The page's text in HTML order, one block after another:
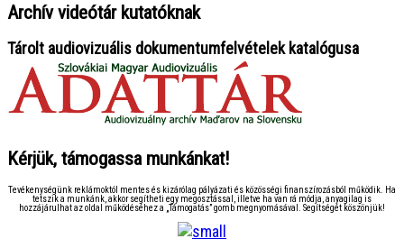
Archív videótár kutatóknak
Tárolt audiovizuális dokumentumfelvételek katalógusa
Kérjük, támogassa munkánkat!
Tevékenységünk reklámoktól mentes és kizárólag pályázati és közösségi finanszírozásból működik. Ha
tetszik a munkánk, akkor segítheti egy megosztással, illetve ha van rá módja, anyagilag is
hozzájárulhat az oldal működéséhez a „Támogatás” gomb megnyomásával. Segítségét köszönjük!